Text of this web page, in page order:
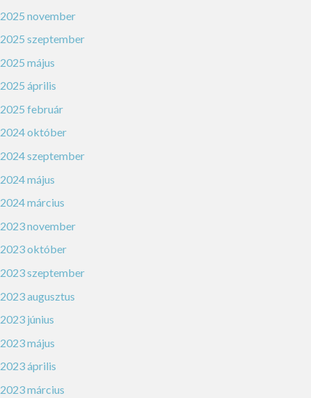
2025 november
2025 szeptember
2025 május
2025 április
2025 február
2024 október
2024 szeptember
2024 május
2024 március
2023 november
2023 október
2023 szeptember
2023 augusztus
2023 június
2023 május
2023 április
2023 március